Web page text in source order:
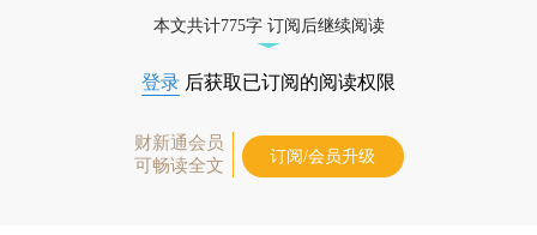
本文共计775字 订阅后继续阅读
登录 后获取已订阅的阅读权限
财新通会员
可畅读全文
订阅/会员升级